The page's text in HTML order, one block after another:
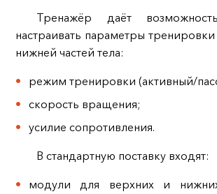
Тренажёр даёт
настраивать параметры
нижней частей тела:
режим тренировки (активный/
скорость вращения;
усилие сопротивления.
В стандартную поставку входят:
модули для верхних и